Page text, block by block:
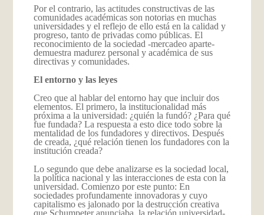
Por el contrario, las actitudes constructivas de las
comunidades académicas son notorias en muchas
universidades y el reflejo de ello está en la calidad y
progreso, tanto de privadas como públicas. El
reconocimiento de la sociedad -mercadeo aparte-
demuestra madurez personal y académica de sus
directivas y comunidades.
El entorno y las leyes
Creo que al hablar del entorno hay que incluir dos
elementos. El primero, la institucionalidad más
próxima a la universidad: ¿quién la fundó? ¿Para qué
fue fundada? La respuesta a esto dice todo sobre la
mentalidad de los fundadores y directivos. Después
de creada, ¿qué relación tienen los fundadores con la
institución creada?
Lo segundo que debe analizarse es la sociedad local,
la política nacional y las interacciones de esta con la
universidad. Comienzo por este punto: En
sociedades profundamente innovadoras y cuyo
capitalismo es jalonado por la destrucción creativa
que Schumpeter anunciaba, la relación universidad-